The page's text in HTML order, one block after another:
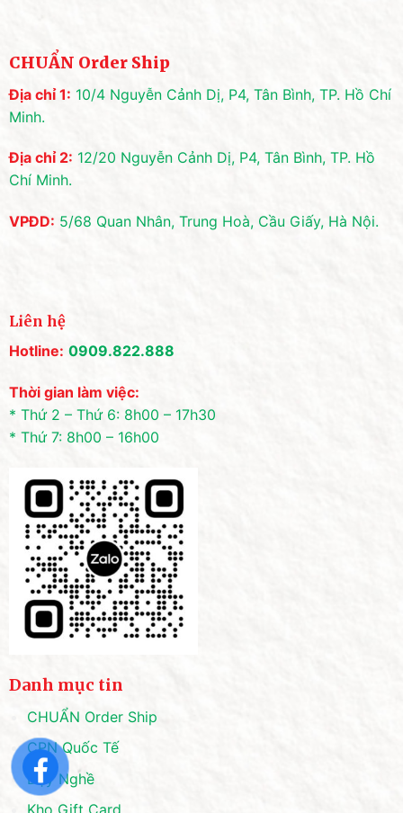
CHUẨN Order Ship
Địa chỉ 1: 10/4 Nguyễn Cảnh Dị, P4, Tân Bình, TP. Hồ Chí
Minh.
Địa chỉ 2: 12/20 Nguyễn Cảnh Dị, P4, Tân Bình, TP. Hồ
Chí Minh.
VPĐD: 5/68 Quan Nhân, Trung Hoà, Cầu Giấy, Hà Nội.
Liên hệ
Hotline: 0909.822.888
Thời gian làm việc:
* Thứ 2 – Thứ 6: 8h00 – 17h30
* Thứ 7: 8h00 – 16h00
Danh mục tin
CHUẨN Order Ship
CPN Quốc Tế
Dạy Nghề